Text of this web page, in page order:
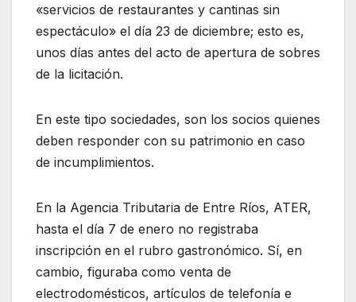
«servicios de restaurantes y cantinas sin
espectáculo» el día 23 de diciembre; esto es,
unos días antes del acto de apertura de sobres
de la licitación.
En este tipo sociedades, son los socios quienes
deben responder con su patrimonio en caso
de incumplimientos.
En la Agencia Tributaria de Entre Ríos, ATER,
hasta el día 7 de enero no registraba
inscripción en el rubro gastronómico. Sí, en
cambio, figuraba como venta de
electrodomésticos, artículos de telefonía e